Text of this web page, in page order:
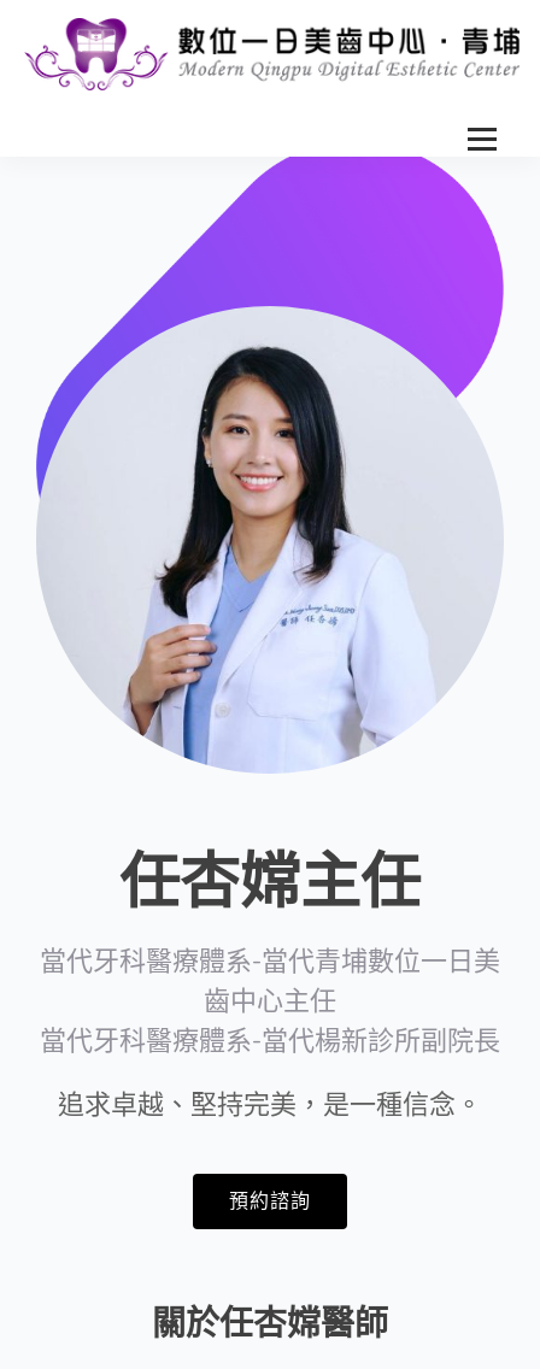
任杏嫦主任
當代牙科醫療體系-當代青埔數位一日美
齒中心主任
當代牙科醫療體系-當代楊新診所副院長
追求卓越、堅持完美，是一種信念。
預約諮詢
關於任杏嫦醫師